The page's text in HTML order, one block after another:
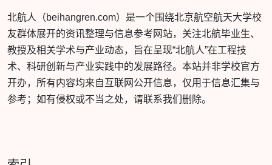
北航人（beihangren.com）是一个围绕北京航空航天大学校
友群体展开的资讯整理与信息参考网站，关注北航毕业生、
教授及相关学术与产业动态，旨在呈现“北航人”在工程技
术、科研创新与产业实践中的发展路径。本站并非学校官方
开办，所有内容均来自互联网公开信息，仅用于信息汇集与
参考；如有侵权或不当之处，请联系我们删除。